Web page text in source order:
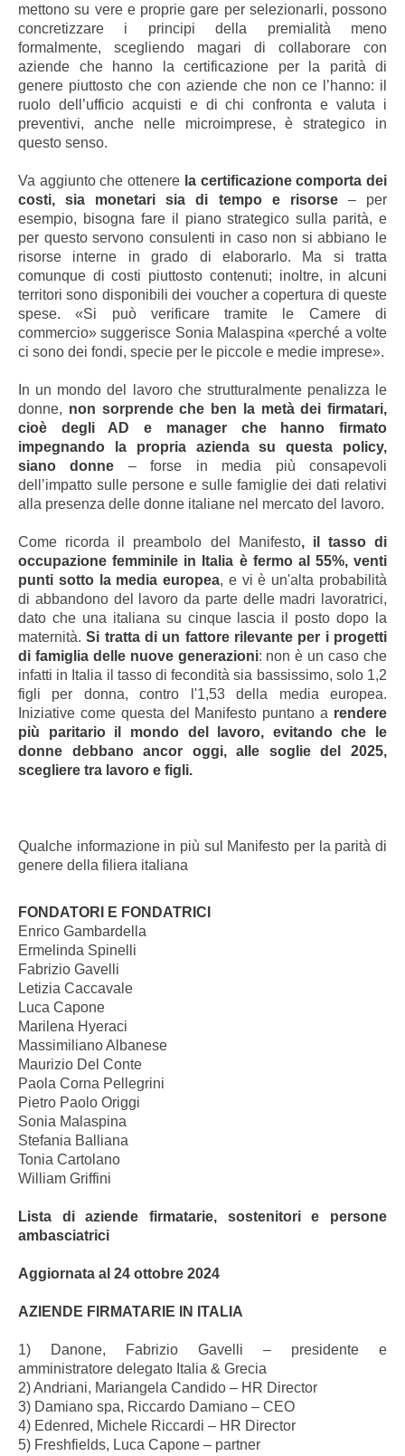
mettono su vere e proprie gare per selezionarli, possono
concretizzare i principi della premialità meno
formalmente, scegliendo magari di collaborare con
aziende che hanno la certificazione per la parità di
genere piuttosto che con aziende che non ce l’hanno: il
ruolo dell’ufficio acquisti e di chi confronta e valuta i
preventivi, anche nelle microimprese, è strategico in
questo senso.
Va aggiunto che ottenere la certificazione comporta dei
costi, sia monetari sia di tempo e risorse– per
esempio, bisogna fare il piano strategico sulla parità, e
per questo servono consulenti in caso non si abbiano le
risorse interne in grado di elaborarlo. Ma si tratta
comunque di costi piuttosto contenuti; inoltre, in alcuni
territori sono disponibili dei voucher a copertura di queste
spese. «Si può verificare tramite le Camere di
commercio» suggerisce Sonia Malaspina «perché a volte
ci sono dei fondi, specie per le piccole e medie imprese».
In un mondo del lavoro che strutturalmente penalizza le
donne, non sorprende che ben la metà dei firmatari,
cioè degli AD e manager che hanno firmato
impegnando la propria azienda su questa policy,
siano donne – forse in media più consapevoli
dell’impatto sulle persone e sulle famiglie dei dati relativi
alla presenza delle donne italiane nel mercato del lavoro.
Come ricorda il preambolo del Manifesto, il tasso di
occupazione femminile in Italia è fermo al 55%, venti
punti sotto la media europea, e vi è un'alta probabilità
di abbandono del lavoro da parte delle madri lavoratrici,
dato che una italiana su cinque lascia il posto dopo la
maternità.Si tratta di un fattore rilevante per i progetti
di famiglia delle nuove generazioni: non è un caso che
infatti in Italia il tasso di fecondità sia bassissimo, solo 1,2
figli per donna, contro l'1,53 della media europea.
Iniziative come questa del Manifesto puntano a rendere
più paritario il mondo del lavoro, evitando che le
donne debbano ancor oggi, alle soglie del 2025,
scegliere tra lavoro e figli.
Qualche informazione in più sul Manifesto per la parità di
genere della filiera italiana
FONDATORI E FONDATRICI
Enrico Gambardella
Ermelinda Spinelli
Fabrizio Gavelli
Letizia Caccavale
Luca Capone
Marilena Hyeraci
Massimiliano Albanese
Maurizio Del Conte
Paola Corna Pellegrini
Pietro Paolo Origgi
Sonia Malaspina
Stefania Balliana
Tonia Cartolano
William Griffini
Lista di aziende firmatarie, sostenitori e persone
ambasciatrici
Aggiornata al 24 ottobre 2024
AZIENDE FIRMATARIE IN ITALIA
1) Danone, Fabrizio Gavelli – presidente e
amministratore delegato Italia & Grecia
2) Andriani, Mariangela Candido – HR Director
3) Damiano spa, Riccardo Damiano – CEO
4) Edenred, Michele Riccardi – HR Director
5) Freshfields, Luca Capone – partner